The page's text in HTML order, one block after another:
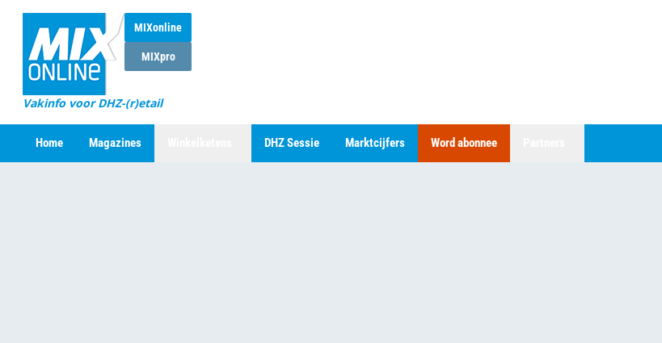
MIXonline
MIXpro
Vakinfo voor DHZ-(r)etail
Home Magazines DHZ Sessie Marktcijfers Word abonnee